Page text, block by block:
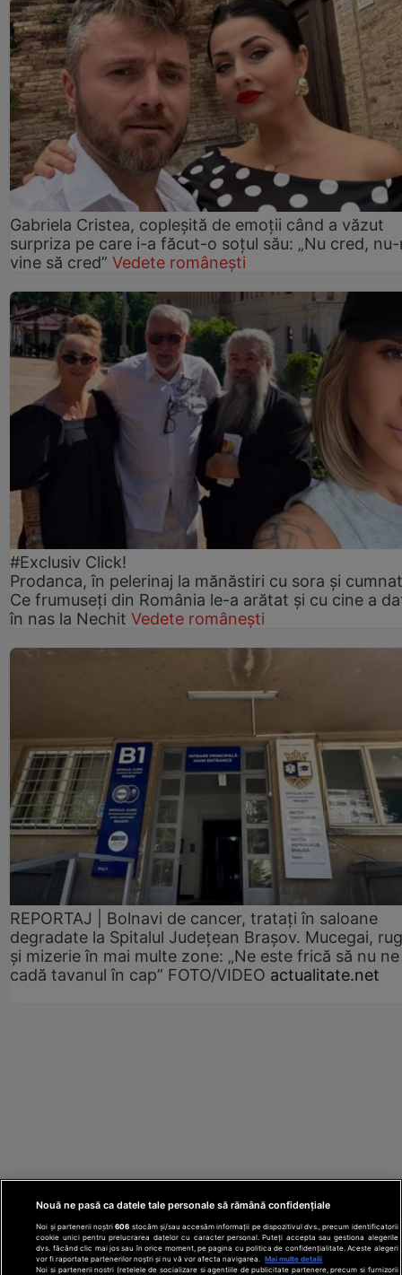
Gabriela Cristea, copleșită de emoții când a văzut
surpriza pe care i-a făcut-o soțul său: „Nu cred,
vine să cred” Vedete românești
#Exclusiv Click!
Prodanca, în pelerinaj la mănăstiri cu sora și
Ce frumuseți din România le-a arătat și cu cine a
în nas la Nechit Vedete românești
REPORTAJ | Bolnavi de cancer, tratați în saloane
degradate la Spitalul Județean Brașov. Mucegai,
și mizerie în mai multe zone: „Ne este frică să nu ne
cadă tavanul în cap” FOTO/VIDEO actualitate.net
Nouă ne pasă ca datele tale personale să rămână confidențiale
Noi și partenerii noștri606 stocăm și/sau accesăm informații pe dispozitivul dvs., precum identificatorii
cookie unici pentru prelucrarea datelor cu caracter personal. Puteți accepta sau gestiona alegerile
dvs. făcând clic mai jos sau în orice moment, pe pagina cu politica de confidențialitate. Aceste alegeri
vor fi raportate partenerilor noștri și nu vă vor afecta navigarea.
Mai multe detalii
Noi si partenerii nostri (retelele de socializare si agentiile de publicitate partenere, precum si furnizorii